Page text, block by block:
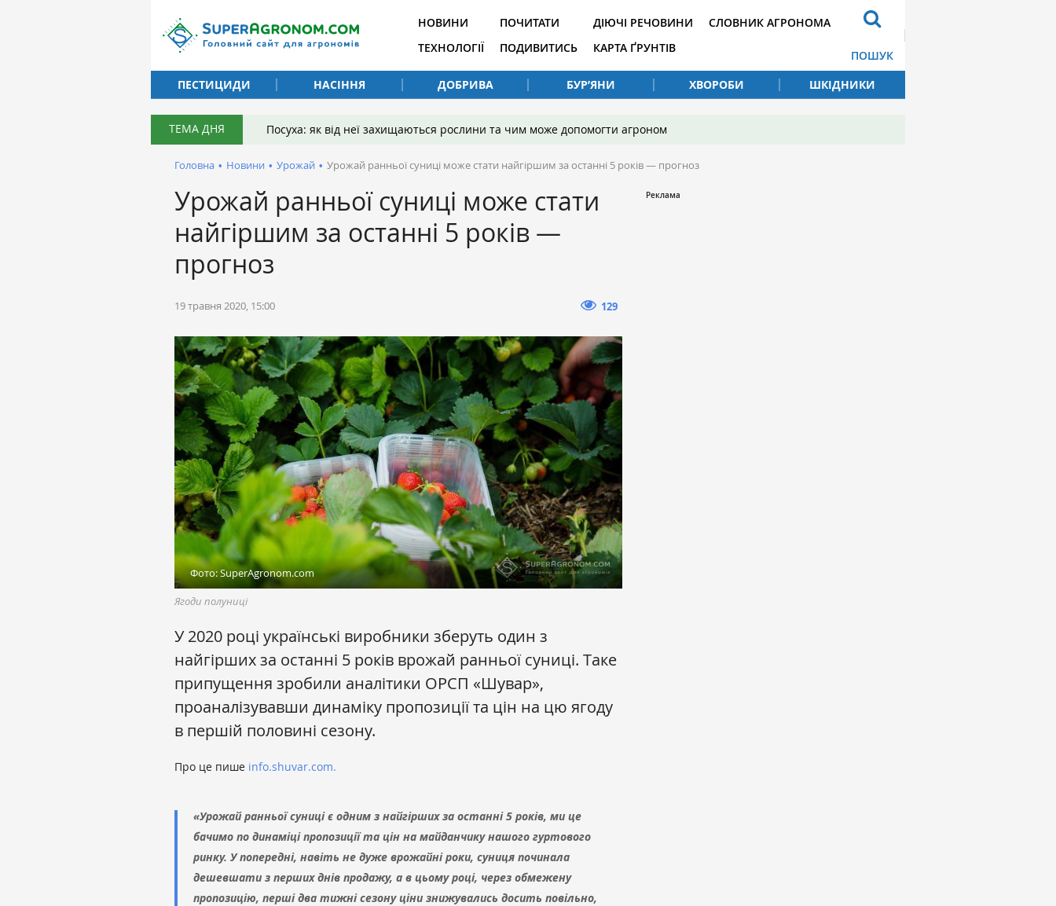
НОВИНИ
ТЕХНОЛОГІЇ
ПОЧИТАТИ
ПОДИВИТИСЬ
ДІЮЧІ РЕЧОВИНИ
КАРТА ҐРУНТІВ
СЛОВНИК АГРОНОМА
ПОШУК
ПЕСТИЦИДИ
НАСІННЯ ДОБРИВА БУР’ЯНИ ХВОРОБИ ШКІДНИКИ
ТЕМА ДНЯ Посуха: як від неї захищаються рослини та чим може допомогти агроном
Головна • Новини • Урожай • Урожай ранньої суниці може стати найгіршим за останні 5 років — прогноз
Урожай ранньої суниці може стати
найгіршим за останні 5 років —
прогноз
19 травня 2020, 15:00 129
Фото: SuperAgronom.com
Ягоди полуниці
У 2020 році українські виробники зберуть один з
найгірших за останні 5 років врожай ранньої суниці. Таке
припущення зробили аналітики ОРСП «Шувар»,
проаналізувавши динаміку пропозиції та цін на цю ягоду
в першій половині сезону.
Про це пише info.shuvar.com.
«Урожай ранньої суниці є одним з найгірших за останні 5 років, ми це
бачимо по динаміці пропозиції та цін на майданчику нашого гуртового
ринку. У попередні, навіть не дуже врожайні роки, суниця починала
дешевшати з перших днів продажу, а в цьому році, через обмежену
пропозицію, перші два тижні сезону ціни знижувались досить повільно,